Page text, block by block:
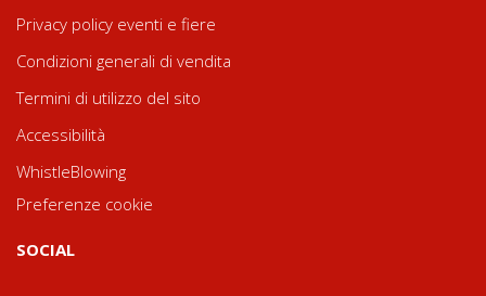
Privacy policy eventi e fiere
Condizioni generali di vendita
Termini di utilizzo del sito
Accessibilità
WhistleBlowing
Preferenze cookie
SOCIAL